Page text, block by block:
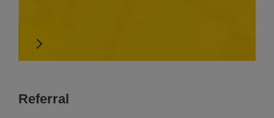
Referral